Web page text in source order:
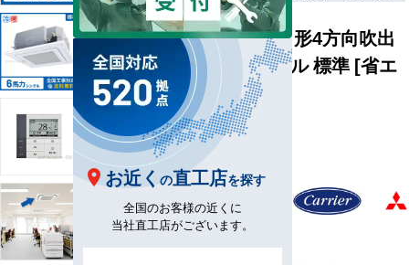
天井カセット形4方向吹出
6馬力 シングル 標準 [省エ
ネレベル1]
型
番
4U160-H1
メ
ー
カ
お近く の直工店を探す
全国のお客様の近くに
当社直工店がございます。